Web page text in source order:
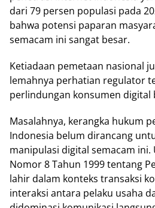
dari 79 persen populasi pada
bahwa potensi paparan
semacam ini sangat besar.
Ketiadaan pemetaan nasional
lemahnya perhatian regulator
perlindungan konsumen digital
Masalahnya, kerangka hukum
Indonesia belum dirancang
manipulasi digital semacam ini.
Nomor 8 Tahun 1999 tentang
lahir dalam konteks transaksi
interaksi antara pelaku usaha